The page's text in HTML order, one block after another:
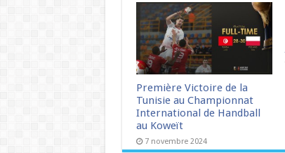
Première Victoire de la
Tunisie au Championnat
International de Handball
au Koweït
7 novembre 2024